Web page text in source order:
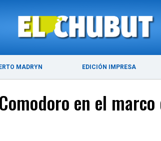
MADRYN EDICIÓN IMPRESA
ÚLTIMAS NOTICIAS
en el